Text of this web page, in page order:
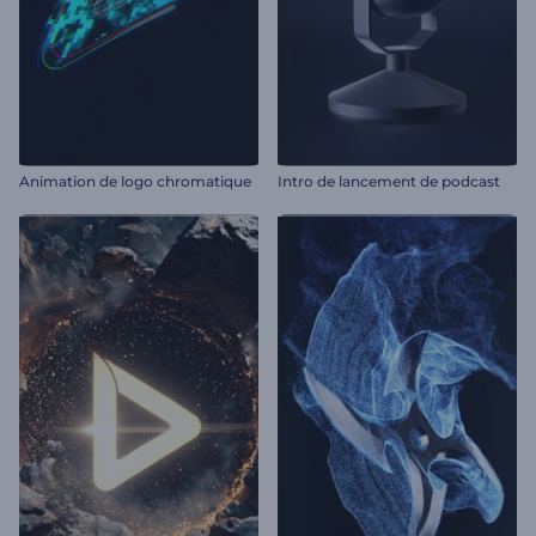
Animation de logo chromatique Intro de lancement de podcast